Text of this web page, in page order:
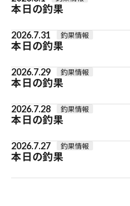
本日の釣果
2026.7.31 釣果情報
本日の釣果
2026.7.29 釣果情報
本日の釣果
2026.7.28 釣果情報
本日の釣果
2026.7.27 釣果情報
本日の釣果